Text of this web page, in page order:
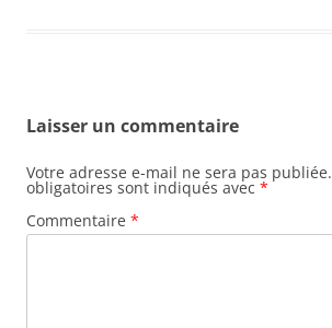
Laisser un commentaire
Votre adresse e-mail ne sera pas publiée.
obligatoires sont indiqués avec *
Commentaire *